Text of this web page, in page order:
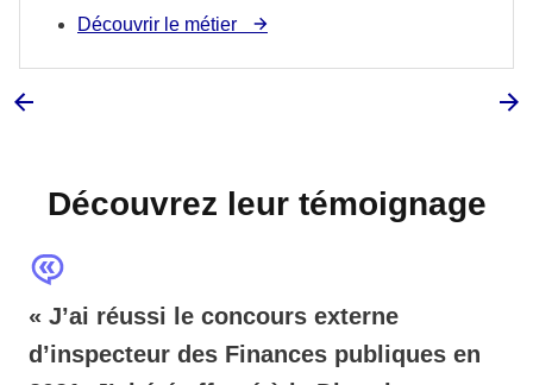
Découvrir le métier
Découvrez leur témoignage
« J’ai réussi le concours externe
d’inspecteur des Finances publiques en